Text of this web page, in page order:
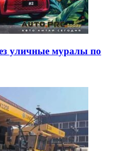
уличные муралы по